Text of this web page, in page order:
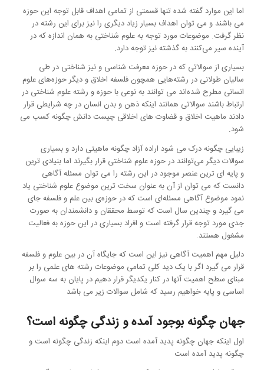
اما این موارد گفته شده تنها قسمتی از تمامی اهداف قابل توجه این حوزه
می باشند و می توان اهداف بسیار زیاد دیگری را نیز برای این رشته در
نظر گرفت. موضوعات مورد توجه به علوم شناختی به همان اندازه که در
آینده سیر می‌کنند به گذشته نیز توجه دارد.
بسیاری از سوالاتی که در حوزه معرفت شناسی و نیز شناختی در طی
سالیان طولانی در رشته‌هایی همچون فلسفه اخلاق و دیگر حوزه‌های علوم
انسانی مطرح شده‌اند می توانند به نوعی با حوزه و رشته علوم شناختی در
ارتباط باشند سوالاتی همانند اینکه ذهن و بدن انسان در چه شرایطی قرار
دادند ماهیت اخلاق و قضاوت های اخلاقی چیست دانش چگونه کسب می
شود.
زیبایی چگونه درک می شود اراده آزاد چگونه ماهیتی دارد و بسیاری
سوالات دیگر می‌توانند در حوزه علوم شناختی قرار بگیرند اما بنیادی ترین
و پایه ای ترین عنصر موجود در این رشته را می توان مسئله آگاهی
دانست که می توان از آن به عنوان سخت ترین موضوع علوم شناختی یاد
نمود موضوع آگاهی مسئله‌ای است که در حوزه‌ی بین علم و فلسفه جای
می گیرد و چندین سال است که توسط محققان و دانشمندان به صورت
جدی مورد توجه قرار گرفته است و افراد بسیاری در این حوزه به فعالیت
مشغول هستند.
دلیل مهم اهمیت آگاهی نیز این است که جایگاه آن در بین علوم و فلسفه
قرار می گیرد اگر با یک دید کلی تمامی موضوعات رشته های علمی را بر
مبنای سطح اهمیت آنها در کنار یکدیگر قرار دهیم در پایان به سه سوال
اساسی و پایه خواهیم رسید که شامل سوالات زیر می باشد
جهان چگونه بوجود آمده و زندگی چگونه است؟
اول اینکه جهان چگونه پدید آمده است دوم اینکه زندگی چگونه است و
چگونه پدید آمده است